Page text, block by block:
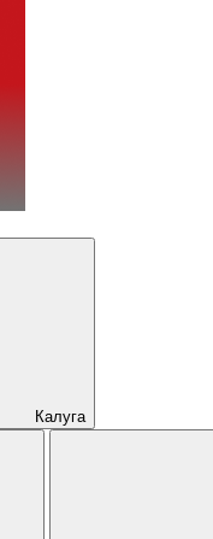
Калуга